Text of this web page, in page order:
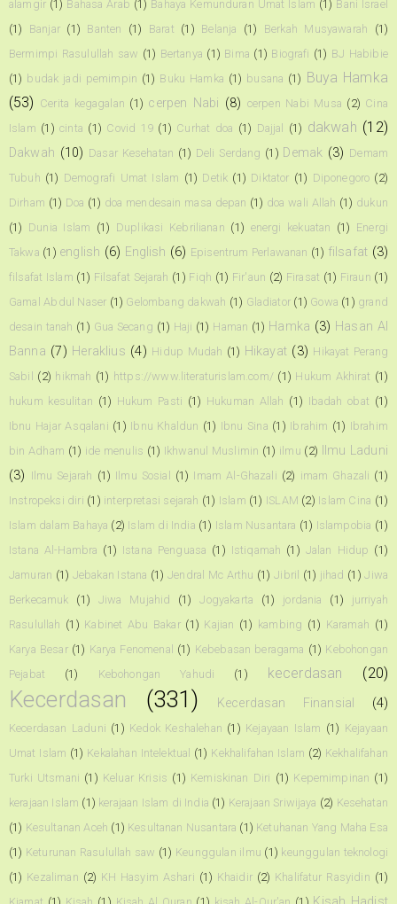
alamgir (1) Bahasa Arab (1) Bahaya Kemunduran Umat Islam (1) Bani Israel
(1)
Banjar (1) Banten (1) Barat (1) Belanja (1) Berkah Musyawarah
(1)
Bermimpi Rasulullah saw (1) Bertanya (1) Bima (1) Biografi (1) BJ Habibie
(1) budak jadi pemimpin (1) Buku Hamka (1) busana (1) Buya Hamka
(53) Cerita kegagalan (1) cerpen Nabi (8) cerpen Nabi Musa (2) Cina
Islam (1) cinta (1) Covid 19 (1) Curhat doa (1) Dajjal (1) dakwah (12)
Dakwah (10) Dasar Kesehatan (1) Deli Serdang (1) Demak (3) Demam
Tubuh (1) Demografi Umat Islam (1) Detik (1) Diktator (1) Diponegoro (2)
Dirham (1) Doa (1) doa mendesain masa depan (1) doa wali Allah (1) dukun
(1) Dunia Islam (1) Duplikasi Kebrilianan (1) energi kekuatan (1) Energi
Takwa (1) english (6) English (6) Episentrum Perlawanan (1) filsafat (3)
filsafat Islam (1) Filsafat Sejarah (1) Fiqh (1) Fir'aun (2) Firasat (1) Firaun (1)
Gamal Abdul Naser (1) Gelombang dakwah (1) Gladiator (1) Gowa (1) grand
desain tanah (1) Gua Secang (1) Haji (1) Haman (1) Hamka (3) Hasan Al
Banna (7) Heraklius (4) Hidup Mudah (1) Hikayat (3) Hikayat Perang
Sabil
(2) hikmah (1) https://www.literaturislam.com/ (1) Hukum Akhirat (1)
hukum kesulitan (1) Hukum Pasti (1) Hukuman Allah (1) Ibadah obat (1)
Ibnu Hajar Asqalani (1) Ibnu Khaldun (1) Ibnu Sina (1) Ibrahim (1) Ibrahim
bin Adham (1) ide menulis (1) Ikhwanul Muslimin (1) ilmu (2)
Ilmu Laduni
(3) Ilmu Sejarah (1) Ilmu Sosial (1) Imam Al-Ghazali (2) imam Ghazali (1)
Instropeksi diri (1) interpretasi sejarah (1) Islam (1) ISLAM (2) Islam Cina (1)
Islam dalam Bahaya (2) Islam di India (1) Islam Nusantara (1) Islampobia (1)
Istana Al-Hambra (1) Istana Penguasa (1) Istiqamah (1) Jalan Hidup (1)
Jamuran (1) Jebakan Istana (1) Jendral Mc Arthu (1) Jibril (1) jihad (1) Jiwa
Berkecamuk
(1) Jiwa Mujahid (1) Jogyakarta (1) jordania (1)
jurriyah
Rasulullah (1) Kabinet Abu Bakar (1) Kajian (1) kambing (1) Karamah (1)
Karya Besar (1) Karya Fenomenal (1) Kebebasan beragama (1) Kebohongan
Pejabat
(1) Kebohongan Yahudi (1) kecerdasan (20)
Kecerdasan (331) Kecerdasan Finansial (4)
Kecerdasan Laduni (1) Kedok Keshalehan (1) Kejayaan Islam (1) Kejayaan
Umat Islam (1) Kekalahan Intelektual (1) Kekhalifahan Islam (2) Kekhalifahan
Turki Utsmani (1) Keluar Krisis (1) Kemiskinan Diri (1) Kepemimpinan (1)
kerajaan Islam (1) kerajaan Islam di India (1) Kerajaan Sriwijaya (2) Kesehatan
(1) Kesultanan Aceh (1) Kesultanan Nusantara (1) Ketuhanan Yang Maha Esa
(1) Keturunan Rasulullah saw (1) Keunggulan ilmu (1) keunggulan teknologi
(1) Kezaliman (2) KH Hasyim Ashari (1) Khaidir (2) Khalifatur Rasyidin (1)